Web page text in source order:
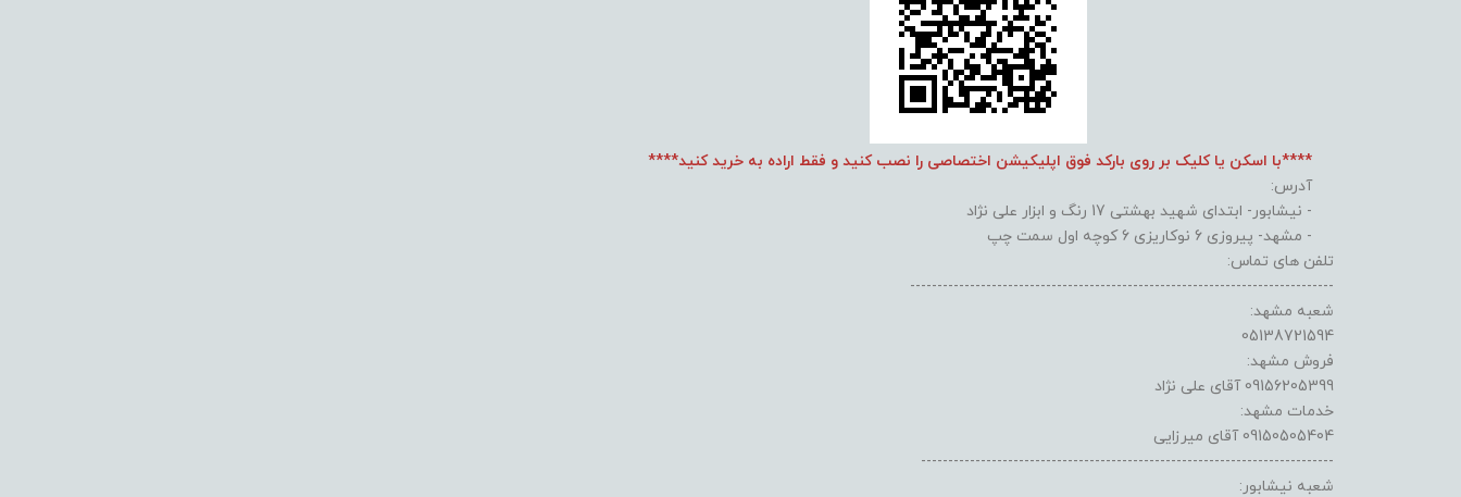
****با اسکن یا کلیک بر روی بارکد فوق اپلیکیشن اختصاصی را نصب کنید و فقط اراده به خرید کنید****
آدرس:
- نیشابور- ابتدای شهید بهشتی 17 رنگ و ابزار علی نژاد
- مشهد- پیروزی 6 نوکاریزی 6 کوچه اول سمت چپ
تلفن های تماس:
------------------------------------------------------------------------------
شعبه مشهد:
05138721594
فروش مشهد:
09156205399 آقای علی نژاد
خدمات مشهد:
09150505404 آقای میرزایی
----------------------------------------------------------------------------
شعبه نیشابور: